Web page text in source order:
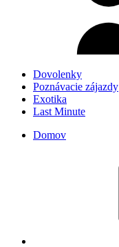
Dovolenky
Poznávacie zájazdy
Exotika
Last Minute
Domov